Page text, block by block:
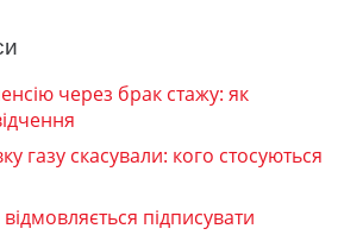
через брак стажу: як
газу скасували: кого стосуються
підписувати